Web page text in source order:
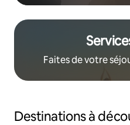
Faites de votre
Destinations à